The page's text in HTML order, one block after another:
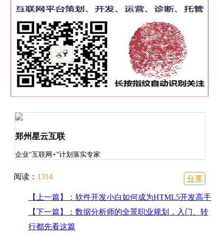
郑州星云互联
企业“互联网+”计划落实专家
阅读： 1314 分享
【上一篇】：软件开发小白如何成为HTML5开发高手
【下一篇】：数据分析师的全景职业规划，入门、转
行都先看这篇